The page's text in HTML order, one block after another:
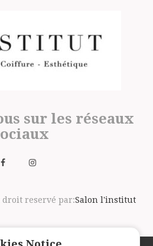
sur les réseaux
droit reservé par:Salon l'institut